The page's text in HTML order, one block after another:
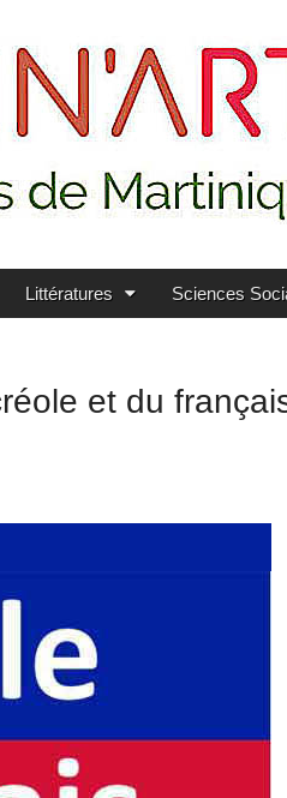
Littératures Sciences
et du